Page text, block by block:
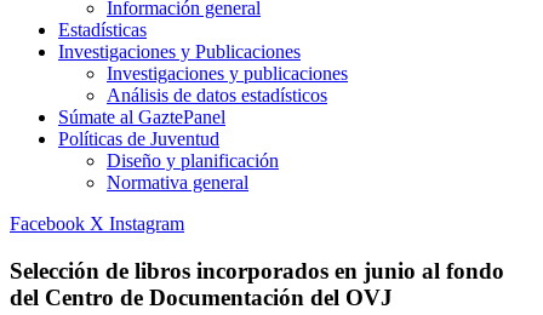
Información general
Estadísticas
Investigaciones y Publicaciones
Investigaciones y publicaciones
Análisis de datos estadísticos
Súmate al GaztePanel
Políticas de Juventud
Diseño y planificación
Normativa general
Facebook X Instagram
Selección de libros incorporados en junio al fondo
del Centro de Documentación del OVJ